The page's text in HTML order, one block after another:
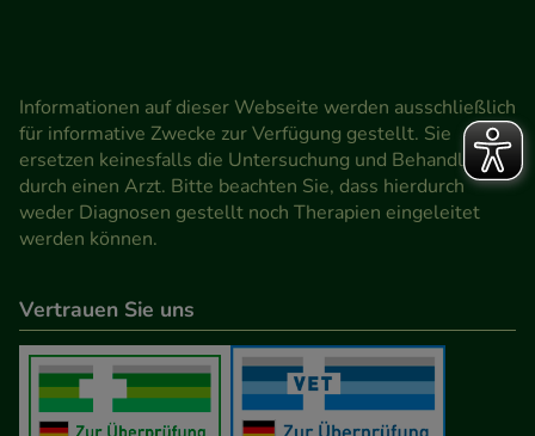
Informationen auf dieser Webseite werden ausschließlich
für informative Zwecke zur Verfügung gestellt. Sie
ersetzen keinesfalls die Untersuchung und Behandlung
durch einen Arzt. Bitte beachten Sie, dass hierdurch
weder Diagnosen gestellt noch Therapien eingeleitet
werden können.
Vertrauen Sie uns